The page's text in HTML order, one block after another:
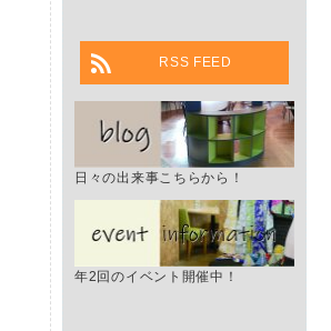
RSS FEED
日々の出来事こちらから！
年2回のイベント開催中！